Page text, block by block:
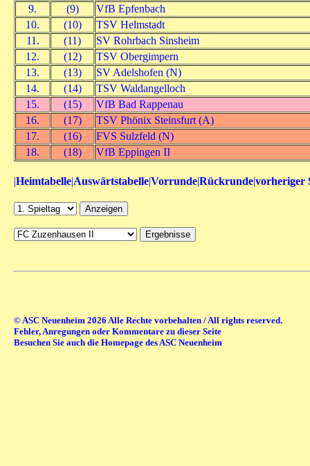
9.
(9)
VfB Epfenbach
10.
(10)
TSV Helmstadt
11.
(11)
SV Rohrbach Sinsheim
12.
(12)
TSV Obergimpern
13.
(13)
SV Adelshofen (N)
14.
(14)
TSV Waldangelloch
15.
(15)
VfB Bad Rappenau
16.
(17)
TSV Phönix Steinsfurt (A)
17.
(16)
FVS Sulzfeld (N)
18.
(18) VfB Eppingen II
|Heimtabelle|Auswärtstabelle|Vorrunde|Rückrunde|vorheriger
© ASC Neuenheim 2026 Alle Rechte vorbehalten / All rights reserved.
Fehler, Anregungen oder Kommentare zu dieser Seite
Besuchen Sie auch die Homepage des ASC Neuenheim